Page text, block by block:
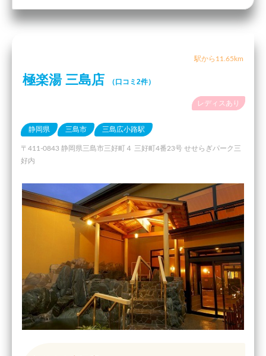
駅から11.65km
極楽湯 三島店 （口コミ2件）
レディスあり
静岡県 三島市 三島広小路駅
〒411-0843 静岡県三島市三好町４ 三好町4番23号 せせらぎパーク三
好内